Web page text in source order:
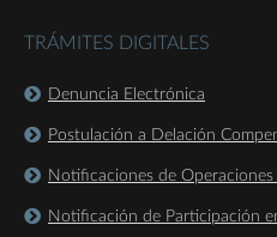
TRÁMITES DIGITALES
Denuncia Electrónica
Postulación a Delación
Notificaciones de
Notificación de Participación